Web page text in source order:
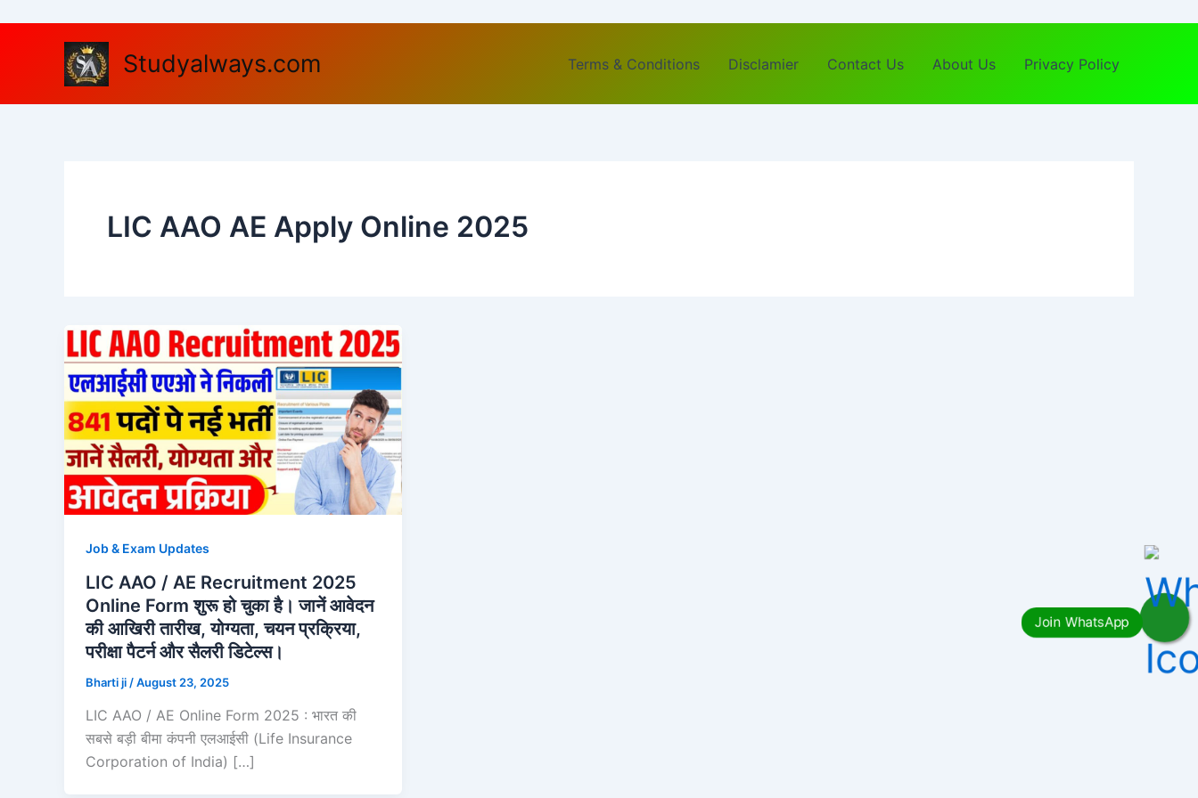
Studyalways.com Terms & Conditions Disclamier Contact Us About Us Privacy Policy
LIC AAO AE Apply Online 2025
Job & Exam Updates
LIC AAO / AE Recruitment 2025
Online Form शुरू हो चुका है। जानें आवेदन
की आखिरी तारीख, योग्यता, चयन प्रक्रिया,
परीक्षा पैटर्न और सैलरी डिटेल्स।
Bharti ji /August 23, 2025
LIC AAO / AE Online Form 2025 : भारत की
सबसे बड़ी बीमा कंपनी एलआईसी (Life Insurance
Corporation of India) […]